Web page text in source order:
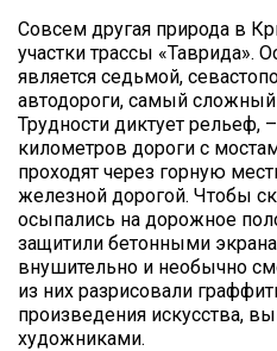
Совсем другая природа в
участки трассы «Таврида».
является седьмой,
автодороги, самый сложный
Трудности диктует рельеф,
километров дороги с
проходят через горную
железной дорогой. Чтобы
осыпались на дорожное
защитили бетонными
внушительно и необычно
из них разрисовали
произведения искусства,
художниками.